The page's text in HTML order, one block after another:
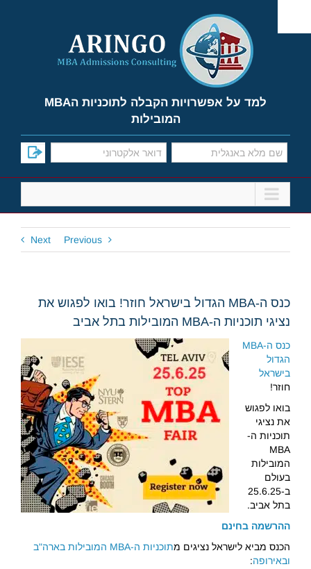
content
למד על אפשרויות הקבלה לתוכניות הMBA
המובילות
Previous
Next
כנס ה-MBA הגדול בישראל חוזר! בואו לפגוש את
נציגי תוכניות ה-MBA המובילות בתל אביב
כנס ה-MBA
הגדול
בישראל
חוזר!
בואו לפגוש
את נציגי
תוכניות ה-
MBA
המובילות
בעולם
ב-25.6.25
בתל אביב.
ההרשמה בחינם
הכנס מביא לישראל נציגים מ
תוכניות ה-MBA המובילות בארה"ב
ובאירופה: